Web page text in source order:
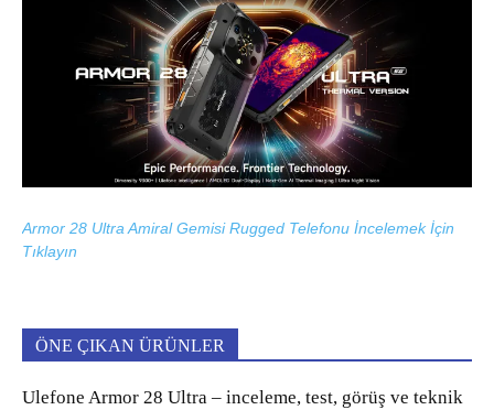
Armor 28 Ultra Amiral Gemisi Rugged Telefonu İncelemek İçin
Tıklayın
ÖNE ÇIKAN ÜRÜNLER
Ulefone Armor 28 Ultra – inceleme, test, görüş ve teknik